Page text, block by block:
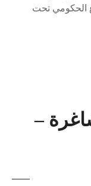
الحكومي تحت
–